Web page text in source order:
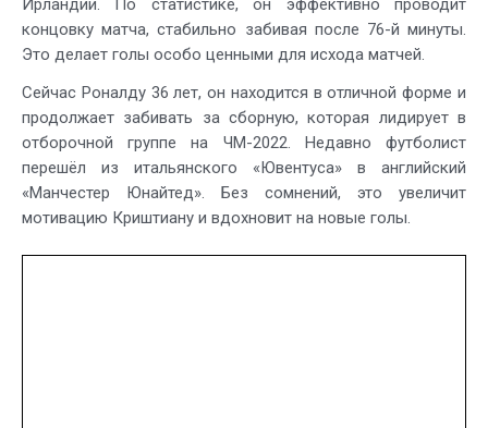
концовку матча, стабильно забивая после 76-й минуты.
Это делает голы особо ценными для исхода матчей.
Сейчас Роналду 36 лет, он находится в отличной форме и
продолжает забивать за сборную, которая лидирует в
отборочной группе на ЧМ-2022. Недавно футболист
перешёл из итальянского «Ювентуса» в английский
«Манчестер Юнайтед». Без сомнений, это увеличит
мотивацию Криштиану и вдохновит на новые голы.